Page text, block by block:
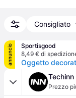
Consigliato
annuncio
Sportisgood
8,49 € di
Techinn
Prezzo